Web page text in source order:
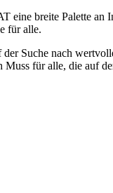
eine breite Palette an
für alle.
der Suche nach
Muss für alle, die auf